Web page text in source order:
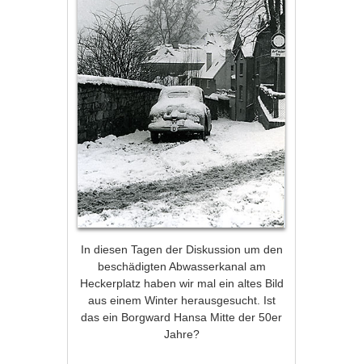
In diesen Tagen der Diskussion um den
beschädigten Abwasserkanal am
Heckerplatz haben wir mal ein altes Bild
aus einem Winter herausgesucht. Ist
das ein Borgward Hansa Mitte der 50er
Jahre?